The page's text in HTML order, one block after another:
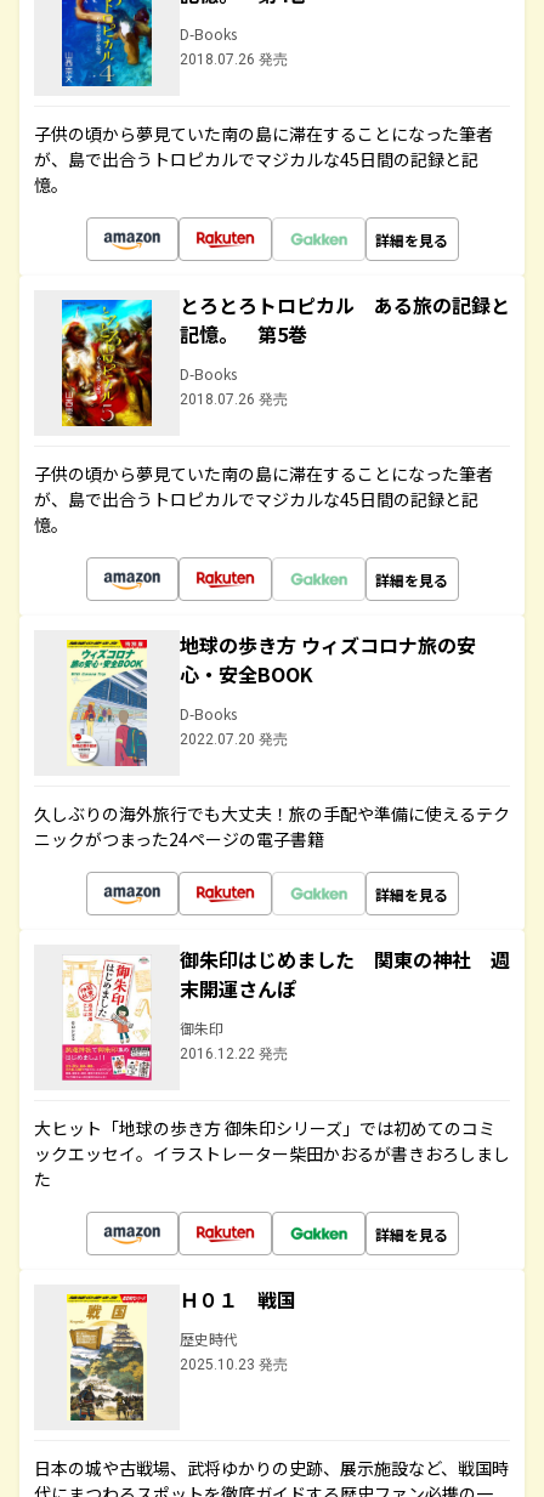
D-Books
2018.07.26 発売
子供の頃から夢見ていた南の島に滞在することになった筆者
が、島で出合うトロピカルでマジカルな45日間の記録と記
憶。
詳細を見る
とろとろトロピカル ある旅の記録と
記憶。 第5巻
D-Books
2018.07.26 発売
子供の頃から夢見ていた南の島に滞在することになった筆者
が、島で出合うトロピカルでマジカルな45日間の記録と記
憶。
詳細を見る
地球の歩き方 ウィズコロナ旅の安
心・安全BOOK
D-Books
2022.07.20 発売
久しぶりの海外旅行でも大丈夫！旅の手配や準備に使えるテク
ニックがつまった24ページの電子書籍
詳細を見る
御朱印はじめました 関東の神社 週
末開運さんぽ
御朱印
2016.12.22 発売
大ヒット「地球の歩き方 御朱印シリーズ」では初めてのコミ
ックエッセイ。イラストレーター柴田かおるが書きおろしまし
た
詳細を見る
Ｈ０１ 戦国
歴史時代
2025.10.23 発売
日本の城や古戦場、武将ゆかりの史跡、展示施設など、戦国時